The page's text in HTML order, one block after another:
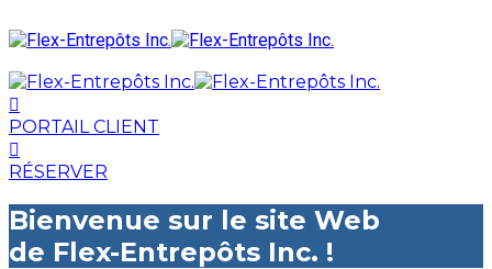
PORTAIL CLIENT
RÉSERVER
Bienvenue sur le site Web
de Flex-Entrepôts Inc. !